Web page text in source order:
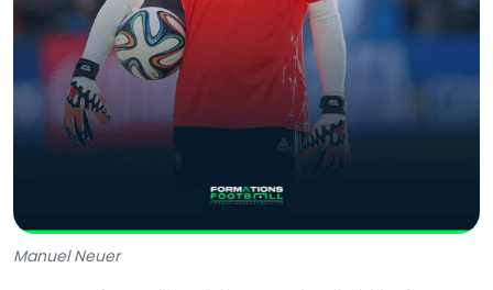
Manuel Neuer